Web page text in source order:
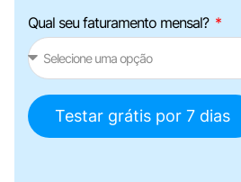
Qual seu faturamento mensal?
Testar grátis por 7 dias